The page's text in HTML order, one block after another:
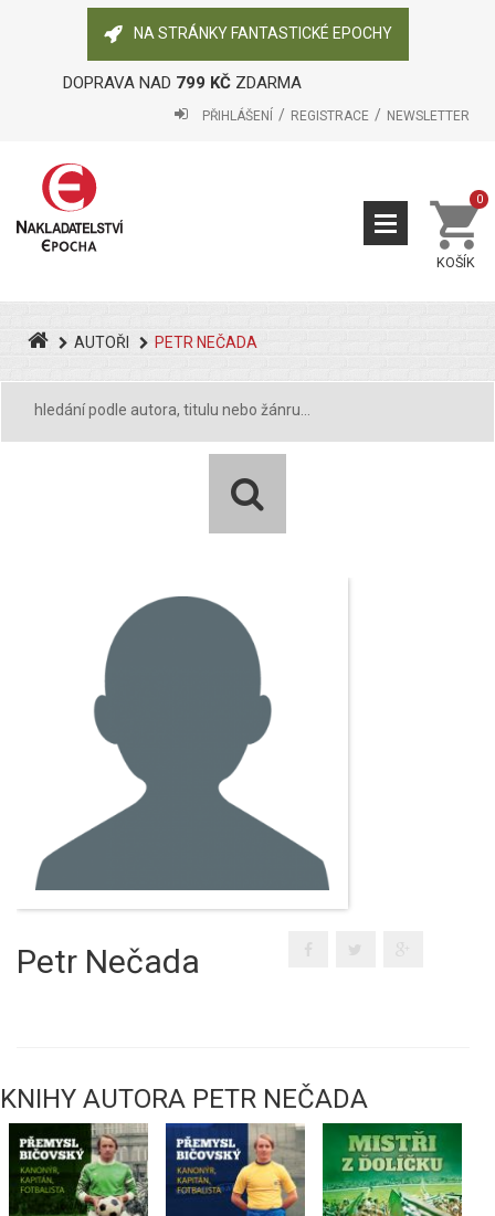
NA STRÁNKY FANTASTICKÉ EPOCHY
DOPRAVA NAD 799 KČZDARMA
PŘIHLÁŠENÍ REGISTRACE NEWSLETTER
KOŠÍK
0
AUTOŘI PETR NEČADA
Petr Nečada
KNIHY AUTORA PETR NEČADA